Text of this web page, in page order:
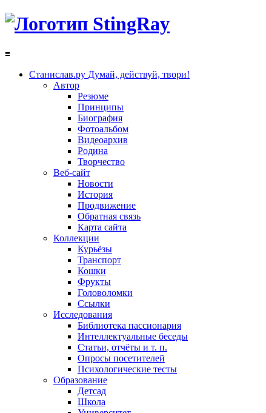
≡
Станислав.ру Думай, действуй, твори!
Автор
Резюме
Принципы
Биография
Фотоальбом
Видеоархив
Родина
Творчество
Веб-сайт
Новости
История
Продвижение
Обратная связь
Карта сайта
Коллекции
Курьёзы
Транспорт
Кошки
Фрукты
Головоломки
Ссылки
Исследования
Библиотека пассионария
Интеллектуальные беседы
Статьи, отчёты и т. п.
Опросы посетителей
Психологические тесты
Образование
Детсад
Школа